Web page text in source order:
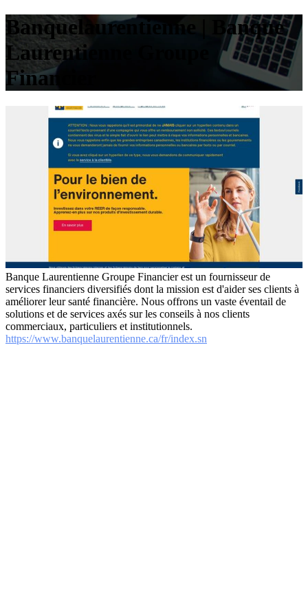
Ban­quelau­rentien­ne | Banque
Lau­ren­tien­ne Groupe
Financier
Banque Laurentienne Groupe Financier est un fournisseur de
services financiers diversifiés dont la mission est d'aider ses clients à
améliorer leur santé financière. Nous offrons un vaste éventail de
solutions et de services axés sur les conseils à nos clients
commerciaux, particuliers et institutionnels.
https://www.banquelaurentienne.ca/fr/index.sn